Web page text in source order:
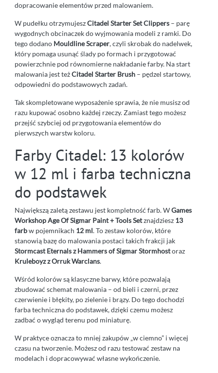
dopracowanie elementów przed malowaniem.
W pudełku otrzymujeszCitadel Starter Set Clippers – parę
wygodnych obcinaczek do wyjmowania modeli z ramki. Do
tego dodano Mouldline Scraper, czyli skrobak do nadelwek,
który pomaga usunąć ślady po formach i przygotować
powierzchnie pod równomierne nakładanie farby. Na start
malowania jest teżCitadel Starter Brush – pędzel startowy,
odpowiedni do podstawowych zadań.
Tak skompletowane wyposażenie sprawia, że nie musisz od
razu kupować osobno każdej rzeczy. Zamiast tego możesz
przejść szybciej od przygotowania elementów do
pierwszych warstw koloru.
Farby Citadel: 13 kolorów
w 12 ml i farba techniczna
do podstawek
Największą zaletą zestawu jest kompletność farb. WGames
Workshop Age Of Sigmar Paint + Tools Setznajdziesz 13
farbw pojemnikach 12 ml. To zestaw kolorów, które
stanowią bazę do malowania postaci takich frakcji jak
Stormcast Eternals z Hammers of Sigmar Stormhostoraz
Kruleboyz z Orruk Warclans.
Wśród kolorów są klasyczne barwy, które pozwalają
zbudować schemat malowania – od bieli i czerni, przez
czerwienie i błękity, po zielenie i brązy. Do tego dochodzi
farba techniczna do podstawek, dzięki czemu możesz
zadbać o wygląd terenu pod miniaturę.
W praktyce oznacza to mniej zakupów „w ciemno” i więcej
czasu na tworzenie. Możesz od razu testować zestaw na
modelach i dopracowywać własne wykończenie.